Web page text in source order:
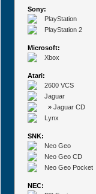
Sony:
PlayStation
PlayStation 2
Microsoft:
Xbox
Atari:
2600 VCS
Jaguar
» Jaguar CD
Lynx
SNK:
Neo Geo
Neo Geo CD
Neo Geo Pocket
NEC: